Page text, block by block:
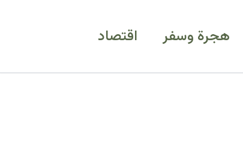
هجرة وسفر اقتصاد